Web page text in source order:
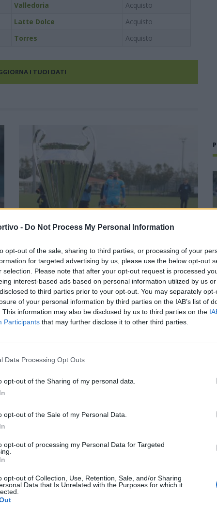
- Do Not Process My Personal Information
opt-out of the sale, sharing to third parties, or processing of your
for targeted advertising by us, please use the below opt-out
selection. Please note that after your opt-out request is processed
interest-based ads based on personal information utilized by us
to third parties prior to your opt-out. You may separately
of your personal information by third parties on the IAB’s list of
This information may also be disclosed by us to third parties on the
Participants that may further disclose it to other third parties.
Data Processing Opt Outs
opt-out of the Sharing of my personal data.
opt-out of the Sale of my Personal Data.
opt-out of processing my Personal Data for Targeted
opt-out of Collection, Use, Retention, Sale, and/or Sharing
Data that Is Unrelated with the Purposes for which it
Valledoria
Acquisto
Latte Dolce
Acquisto
Torres Acquisto
I TUOI DATI
Coppa Italia: gli accoppiamenti dei 16esimi di
finale con i derby a Cagliari, Sassari e
Macomer
5 Ago 2026
Con il campionato di Promozione che avrà inizio domenica 13
(andata) e domenica 6…
Il Coghinas ancora più forte con
5 Ago 2026
ripartono dai tecnici Firinu e Frongia
Nasce l'Arbus Guspini Costa Verde,
Garau: «Vogliamo rappresentare con